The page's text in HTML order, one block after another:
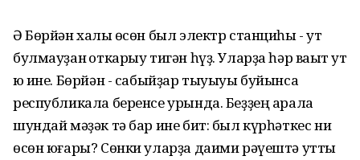
Ә Бөрйән халҡы өсөн был электр станциһы - ут
булмауҙан ҡоткарыу тигән һүҙ. Уларҙа һәр ваҡыт ут
юҡ ине. Бөрйән - сабыйҙар тыуыуы буйынса
республикала беренсе урында. Беҙҙең арала
шундай мәҙәк тә бар ине бит: был күрһәткес ни
өсөн юғары? Сөнки уларҙа даими рәүештә утты